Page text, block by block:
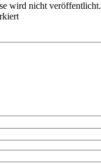
wird nicht veröffentlicht.